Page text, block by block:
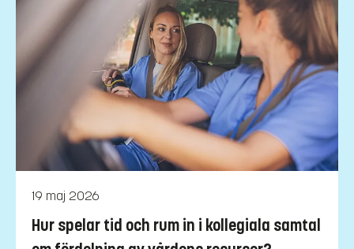
19 maj 2026
Hur spelar tid och rum in i kollegiala samtal